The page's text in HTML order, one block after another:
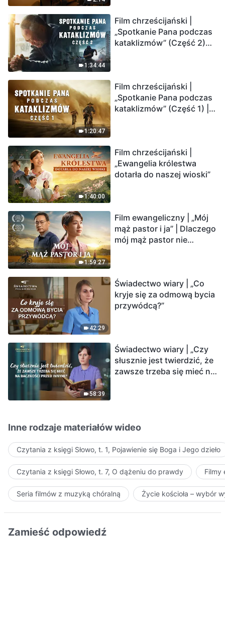
1:34:44
Film chrześcijański |
„Spotkanie Pana podczas
kataklizmów” (Część 2)
Ludzkość weszła w
odliczanie. Czy znalazłeś
już drogę ocalenia?
1:20:47
Film chrześcijański |
„Spotkanie Pana podczas
kataklizmów” (Część 1) |
1:40:00
Film chrześcijański |
„Ewangelia królestwa
dotarła do naszej wioski”
1:59:27
Film ewangeliczny | „Mój
mąż pastor i ja” | Dlaczego
mój mąż pastor nie
42:29
Świadectwo wiary | „Co
kryje się za odmową bycia
przywódcą?”
58:39
Świadectwo wiary | „Czy
słusznie jest twierdzić, że
zawsze trzeba się mieć na
Inne rodzaje materiałów wideo
Czytania z księgi Słowo, t. 1, Pojawienie się Boga i Jego dzieło
Czytania z księgi Słowo, t. 7, O dążeniu do prawdy Filmy
Seria filmów z muzyką chóralną Życie kościoła – wybór
Zamieść odpowiedź